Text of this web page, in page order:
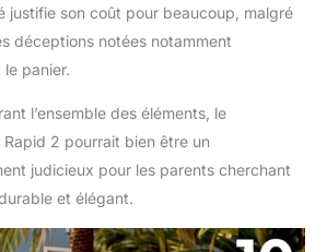
forêt. Elles
amortissent bien la
verrouillage du
guidon, ce qui
protège votre
enfant des chutes
et des virages
l'apprentissage de
justifie son coût pour beaucoup, malgré
déceptions notées notamment
panier.
l’ensemble des éléments, le
2 pourrait bien être un
judicieux pour les parents cherchant
et élégant.